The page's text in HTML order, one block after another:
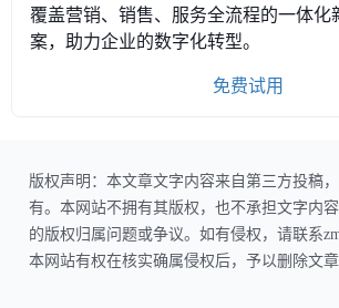
覆盖营销、销售、服务全流程的一体化
案，助力企业的数字化转型。
免费试用
版权声明：本文章文字内容来自第三方投稿
有。本网站不拥有其版权，也不承担文字内
的版权归属问题或争议。如有侵权，请联系
本网站有权在核实确属侵权后，予以删除文章